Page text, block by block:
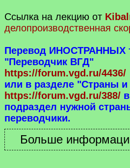
Ссылка на лекцию от
делопроизводственная
Перевод ИНОСТРАННЫХ
"Переводчик ВГД"
https://forum.vgd.ru/4436/
или в разделе "Страны
https://forum.vgd.ru/388/
подраздел нужной
переводчики.